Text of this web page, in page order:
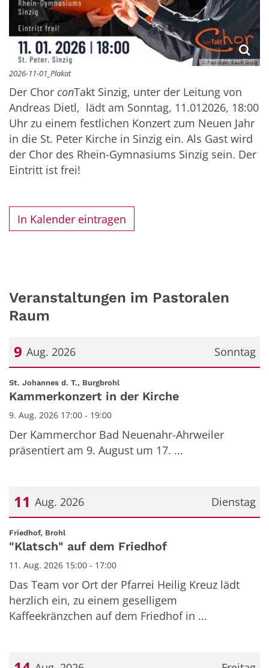
© Pastoraler Raum Sinzig
2026-11-01_Plakat
Der Chor conTakt Sinzig, unter der Leitung von
Andreas Dietl, lädt am Sonntag, 11.012026, 18:00
Uhr zu einem festlichen Konzert zum Neuen Jahr
in die St. Peter Kirche in Sinzig ein. Als Gast wird
der Chor des Rhein-Gymnasiums Sinzig sein. Der
Eintritt ist frei!
In Kalender eintragen
Veranstaltungen im Pastoralen
Raum
Sonntag
9 Aug. 2026
Datum: 9. August 2026
St. Johannes d. T., Burgbrohl:
Kammerkonzert in der Kirche
9. Aug. 2026 17:00 - 19:00
Der Kammerchor Bad Neuenahr-Ahrweiler
präsentiert am 9. August um 17. ...
Dienstag
11 Aug. 2026
Datum: 11. August 2026
Friedhof, Brohl:
"Klatsch" auf dem Friedhof
11. Aug. 2026 15:00 - 17:00
Das Team vor Ort der Pfarrei Heilig Kreuz lädt
herzlich ein, zu einem geselligem
Kaffeekränzchen auf dem Friedhof in ...